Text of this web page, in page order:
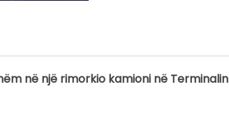
në një rimorkio kamioni në Terminalin